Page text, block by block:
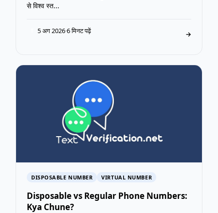
से विश्व स्त...
5 अग 2026·6 मिनट पढ़ें →
DISPOSABLE NUMBER VIRTUAL NUMBER
Disposable vs Regular Phone Numbers:
Kya Chune?